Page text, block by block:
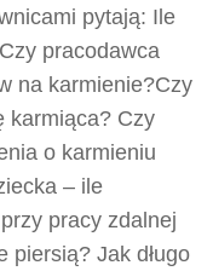
pytają: Ile
pracodawca
na karmienie?Czy
karmiąca? Czy
o karmieniu
– ile
pracy zdalnej
piersią? Jak długo